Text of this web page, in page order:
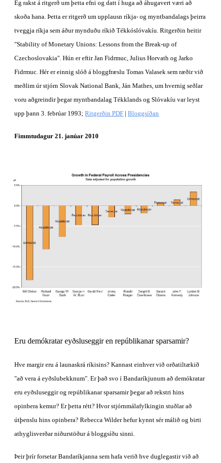
Ég rakst á ritgerð um þetta efni og datt í huga að áhugavert væri að
skoða hana. Þetta er ritgerð um upplausn ríkja- og myntbandalags þeirra
tveggja ríkja sem áður mynduðu ríkið Tékkóslóvakíu. Ritgerðin heitir
"Stability of Monetary Unions: Lessons from the Break-up of
Czechoslovakia". Hún er eftir Jan Fidrmuc, Julius Horvath og Jarko
Fidrmuc. Hér er einnig slóð á bloggfræslu Tomas Valasek sem ræðir við
meðlim úr stjórn Slovak National Bank, Ján Mathes, um hvernig seðlar
voru aðgreindir þegar myntbandalag Tékklands og Slóvakíu var leyst
upp þann 3. febrúar 1993; Ritgerðin PDF | Bloggsíðan
Fimmtudagur 21. janúar 2010
Eru demókratar eyðsluseggir en repúblikanar sparsamir?
Hve margir eru á launaskrá ríkisins? Kannast einhver við orðatiltækið
"að vera á eyðslubekknum". Er það svo í Bandaríkjunum að demókratar
eru eyðsluseggir og repúblikanar sparsamir þegar að rekstri hins
opinbera kemur? Er þetta rétt? Hvor stjórnmálafylkingin stuðlar að
útþenslu hins opinbera? Rebecca Wilder hefur kynnt sér málið og birti
athyglisverðar niðurstöður á bloggsíðu sinni.
Þeir þrír forsetar Bandaríkjanna sem hafa verið hve duglegastir við að